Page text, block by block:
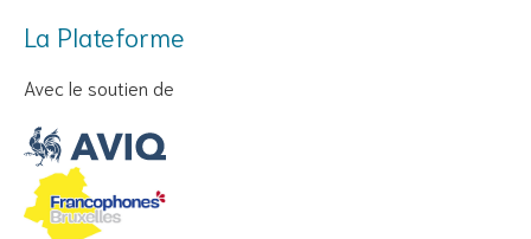
La Plateforme
Avec le soutien de